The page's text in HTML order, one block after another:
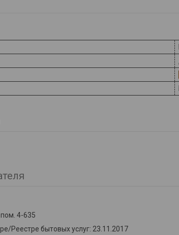
4-635
Реестре бытовых услуг: 23.11.2017